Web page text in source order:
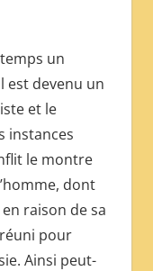
un
est devenu un
et le
instances
le montre
dont
raison de sa
pour
Ainsi peut-